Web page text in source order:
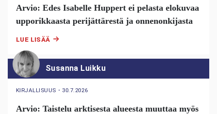
Arvio: Edes Isabelle Huppert ei pelasta elokuvaa
upporikkaasta perijättärestä ja onnenonkijasta
LUE LISÄÄ
Susanna Luikku
KIRJALLISUUS ・ 30.7.2026
Arvio: Taistelu arktisesta alueesta muuttaa myös